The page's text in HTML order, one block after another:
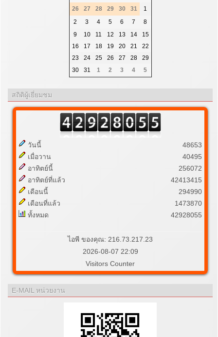
26
27 28 29 30 31
1
2
3 4 5 6 7
8
9
10 11 12 13 14
15
16
17 18 19 20 21
22
23
24 25 26 27 28
29
30
31 1 2 3 4 5
สถิติผู้เยี่ยมชม
วันนี้
เมื่อวาน
อาทิตย์นี้
อาทิตย์ที่แล้ว
เดือนนี้
เดือนที่แล้ว
ทั้งหมด
48653
40495
256072
42413415
294990
1473870
42928055
ไอพี ของคุณ: 216.73.217.23
2026-08-07 22:09
Visitors Counter
E-MAIL หน่วยงาน